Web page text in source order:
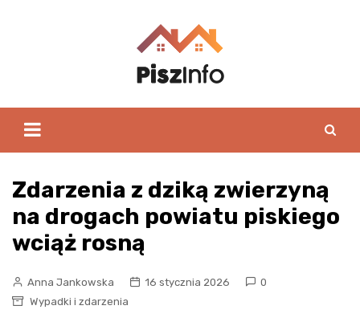
Zdarzenia z dziką zwierzyną
na drogach powiatu piskiego
wciąż rosną
Anna Jankowska 16 stycznia 2026
0
Wypadki i zdarzenia